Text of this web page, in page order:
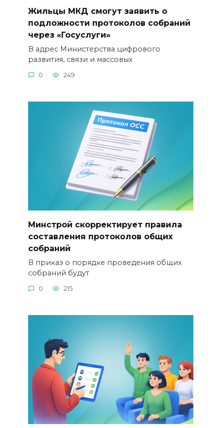
Жильцы МКД смогут заявить о
подложности протоколов собраний
через «Госуслуги»
В адрес Министерства цифрового
развития, связи и массовых
0 249
Минстрой скорректирует правила
составления протоколов общих
собраний
В приказ о порядке проведения общих
собраний будут
0 215